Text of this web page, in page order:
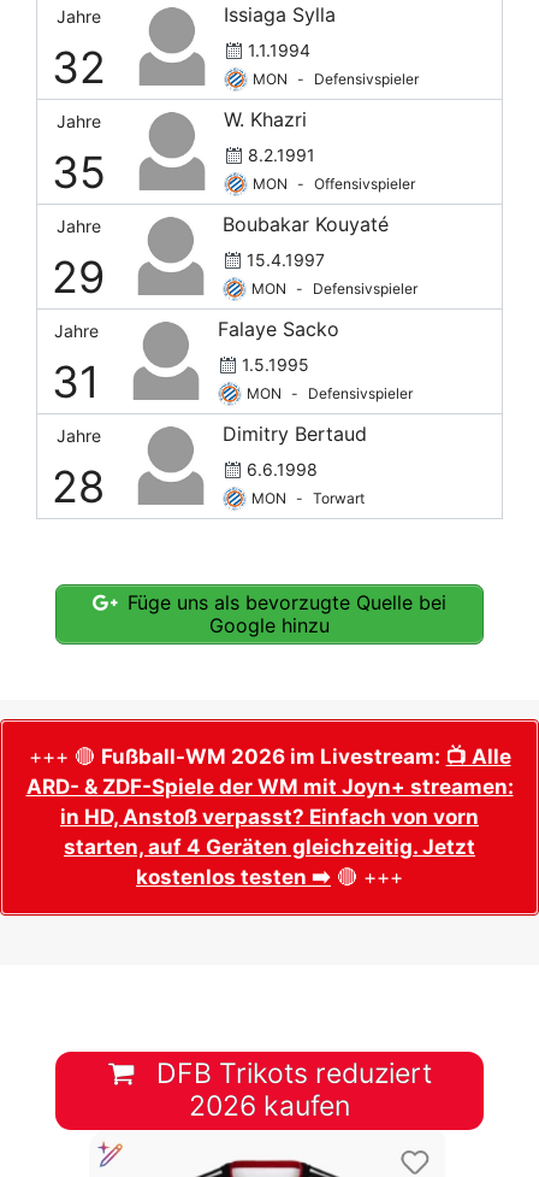
G. Ngosso
O
Nicolas Pays
D 7
A. Nordin
O
R. Nzingoula
O 27
B. Omeragić
D 22 21 1839
1
T. Savanier
M 31 27
Simon Cara
Theo Sainte Luce
D 16 11 1017
3
Yael Mouanga
Jahre
32
Issiaga Sylla
1.1.1994
MON - Defensivspieler
Jahre
35
W. Khazri
8.2.1991
MON - Offensivspieler
Jahre
29
Boubakar Kouyaté
15.4.1997
MON - Defensivspieler
Jahre
31
Falaye Sacko
1.5.1995
MON - Defensivspieler
Jahre
28
Dimitry Bertaud
6.6.1998
MON - Torwart
Füge uns als bevorzugte Quelle bei
Google hinzu
+++ 🔴 Fußball-WM 2026 im Livestream: 📺 Alle
ARD- & ZDF-Spiele der WM mit Joyn+ streamen:
in HD, Anstoß verpasst? Einfach von vorn
starten, auf 4 Geräten gleichzeitig. Jetzt
kostenlos testen ➡️ 🔴 +++
DFB Trikots reduziert
2026 kaufen